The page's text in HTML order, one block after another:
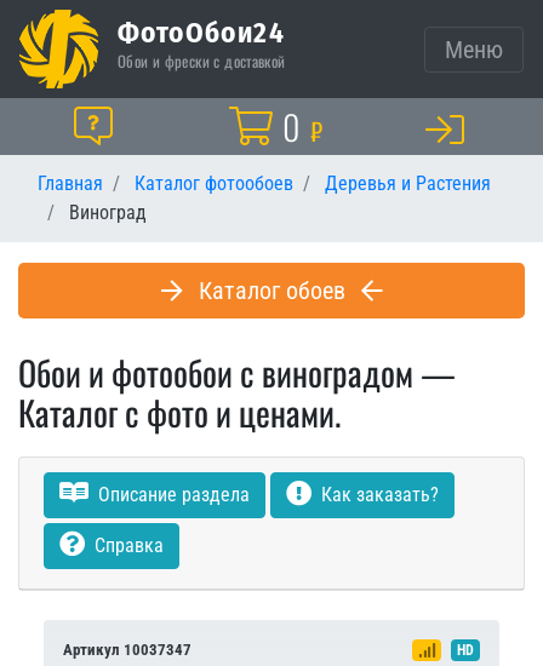
ФотоОбои24
Обои и фрески с доставкой Меню
Помощь Корзина
0 ₽
Главная Каталог фотообоев
Деревья и Растения
Виноград
Каталог обоев
Обои и фотообои с виноградом —
Каталог с фото и ценами.
Описание раздела Как заказать?
Справка
Артикул 10037347 HD